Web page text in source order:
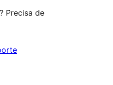
Precisa de